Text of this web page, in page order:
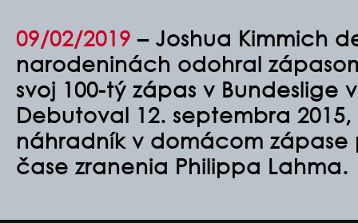
09/02/2019 – Joshua Kimmich
narodeninách odohral
svoj 100-tý zápas v Bundeslige
Debutoval 12. septembra
náhradník v domácom zápase
čase zranenia Philippa Lahma.